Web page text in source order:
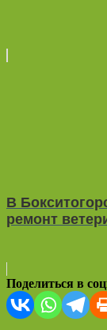
В
ремонт
Поделиться в